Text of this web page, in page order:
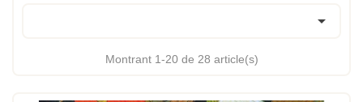

Montrant 1-20 de 28 article(s)